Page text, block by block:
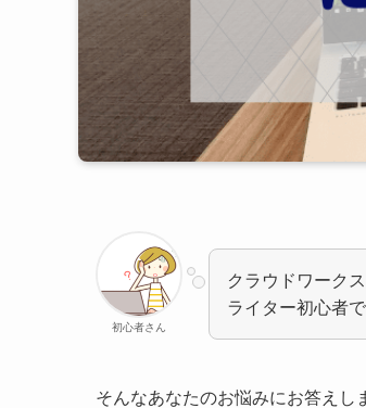
初心者さん
クラウドワーク
ライター初心者
そんなあなたのお悩みにお答えし